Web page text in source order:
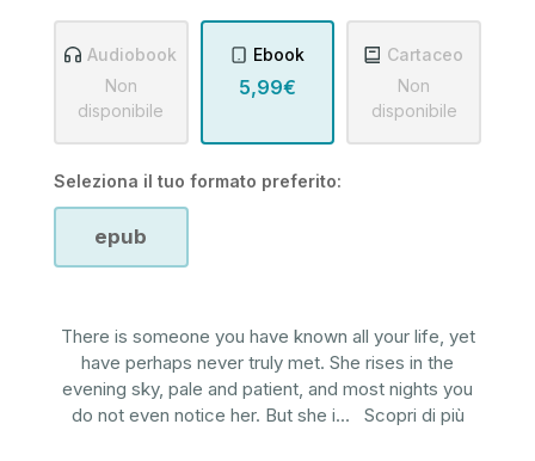
Audiobook
Non
disponibile
Ebook
5,99€
Cartaceo
Non
disponibile
Seleziona il tuo formato preferito:
epub
There is someone you have known all your life, yet
have perhaps never truly met. She rises in the
evening sky, pale and patient, and most nights you
do not even notice her. But she i... Scopri di più